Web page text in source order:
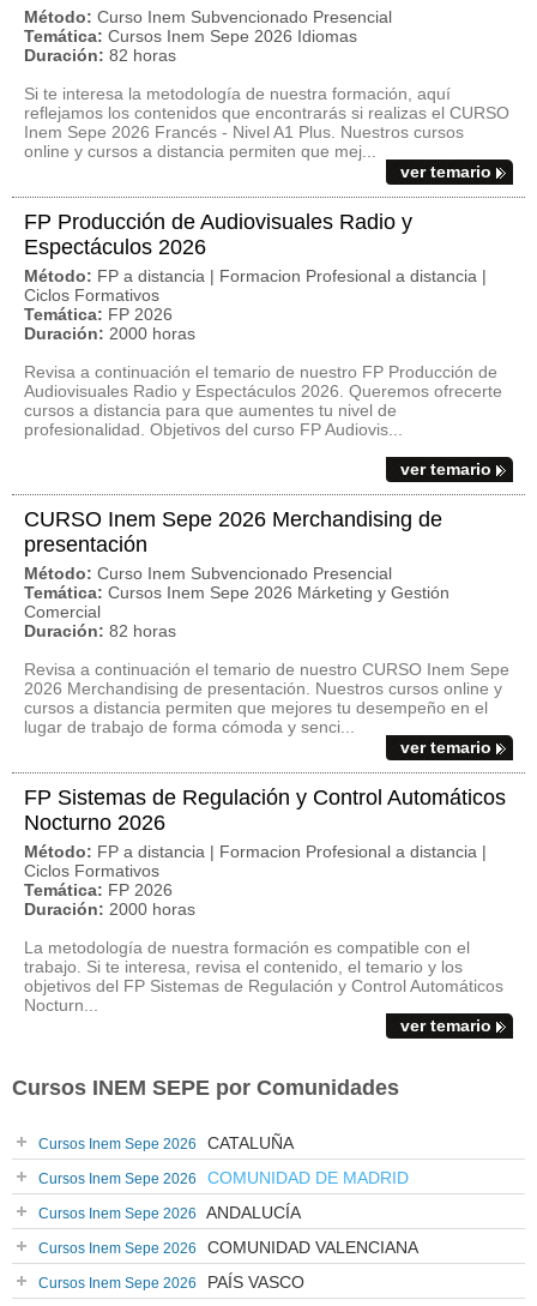
Método: Curso Inem Subvencionado Presencial
Temática: Cursos Inem Sepe 2026 Idiomas
Duración: 82 horas
Si te interesa la metodología de nuestra formación, aquí
reflejamos los contenidos que encontrarás si realizas el CURSO
Inem Sepe 2026 Francés - Nivel A1 Plus. Nuestros cursos
online y cursos a distancia permiten que mej...
ver temario
FP Producción de Audiovisuales Radio y
Espectáculos 2026
Método: FP a distancia | Formacion Profesional a distancia |
Ciclos Formativos
Temática: FP 2026
Duración: 2000 horas
Revisa a continuación el temario de nuestro FP Producción de
Audiovisuales Radio y Espectáculos 2026. Queremos ofrecerte
cursos a distancia para que aumentes tu nivel de
profesionalidad. Objetivos del curso FP Audiovis...
ver temario
CURSO Inem Sepe 2026 Merchandising de
presentación
Método: Curso Inem Subvencionado Presencial
Temática: Cursos Inem Sepe 2026 Márketing y Gestión
Comercial
Duración: 82 horas
Revisa a continuación el temario de nuestro CURSO Inem Sepe
2026 Merchandising de presentación. Nuestros cursos online y
cursos a distancia permiten que mejores tu desempeño en el
lugar de trabajo de forma cómoda y senci...
ver temario
FP Sistemas de Regulación y Control Automáticos
Nocturno 2026
Método: FP a distancia | Formacion Profesional a distancia |
Ciclos Formativos
Temática: FP 2026
Duración: 2000 horas
La metodología de nuestra formación es compatible con el
trabajo. Si te interesa, revisa el contenido, el temario y los
objetivos del FP Sistemas de Regulación y Control Automáticos
Nocturn...
ver temario
Cursos INEM SEPE por Comunidades
Cursos Inem Sepe 2026 CATALUÑA
Cursos Inem Sepe 2026 COMUNIDAD DE MADRID
Cursos Inem Sepe 2026 ANDALUCÍA
Cursos Inem Sepe 2026 COMUNIDAD VALENCIANA
Cursos Inem Sepe 2026 PAÍS VASCO